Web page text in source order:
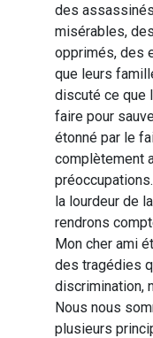
des
misérables,
opprimés, des
que leurs
discuté ce que
faire pour
étonné par le
complètement
la lourdeur de
rendrons
Mon cher ami
des tragédies
discrimination,
Nous nous
plusieurs